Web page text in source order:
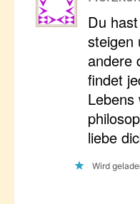
Du
steigen
andere
findet
liebe
Wird